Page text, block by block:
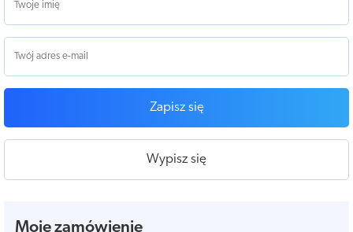
Zapisz się
Wypisz się
Moje zamówienie